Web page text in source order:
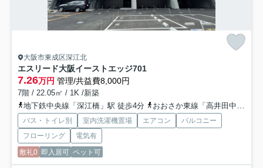
大阪市東成区深江北
エスリード大阪イーストエッジ701
7.26万円 管理/共益費8,000円
7階 / 22.05㎡ / 1K /新築
地下鉄中央線「深江橋」駅 徒歩4分
おおさか東線「高井田中央」駅 徒歩15分
バス・トイレ別 室内洗濯機置場 エアコン
バルコニー
フローリング
電気有
敷礼0 即入居可 ペット可